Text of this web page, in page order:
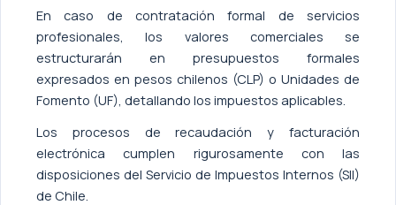
En caso de contratación formal de servicios
profesionales, los valores comerciales se
estructurarán en presupuestos formales
expresados en pesos chilenos (CLP) o Unidades de
Fomento (UF), detallando los impuestos aplicables.
Los procesos de recaudación y facturación
electrónica cumplen rigurosamente con las
disposiciones del Servicio de Impuestos Internos (SII)
de Chile.